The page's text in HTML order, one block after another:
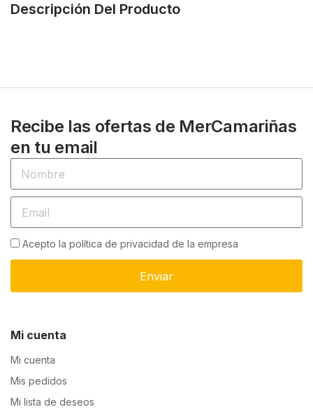
Descripción Del Producto
Recibe las ofertas de MerCamariñas
en tu email
Acepto la política de privacidad de la empresa
Enviar
Mi cuenta
Mi cuenta
Mis pedidos
Mi lista de deseos